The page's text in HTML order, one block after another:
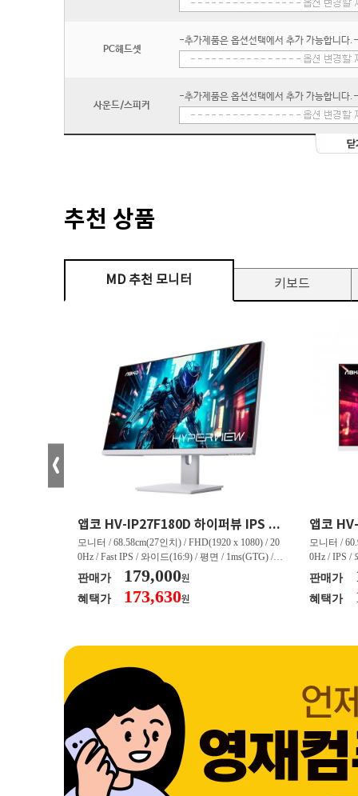
PC헤드셋
-추가제품은 옵션선택에서 추가 가능합니다.-
사운드/스피커
-추가제품은 옵션선택에서 추가 가능합니다.-
추천 상품
MD 추천 모니터 키보드
앱코 HV-IP27F180D 하이퍼뷰 IPS FHD 200 HDR 무결점
모니터 / 68.58cm(27인치) / FHD(1920 x 1080) / 20
0Hz / Fast IPS / 와이드(16:9) / 평면 / 1ms(GTG) / 3
50nit / 1,000:1 / 헤드폰 아웃 / LED 조명 / 틸트(상
하) / 6kg / [색상영역] / sRGB:128% / Adobe RGB:8
5% / DCI-P3:91% / NTSC:90% / [게임특화] / 조준
판매가 179,000원
혜택가 173,630원
모니터 /
0Hz / IPS /
50nit /
하) / 4.9kg
80% / DCI-
판매가
혜택가